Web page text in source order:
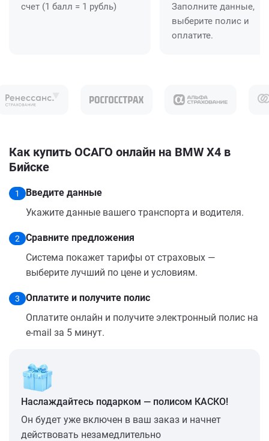
счет (1 балл = 1 рубль)
Заполните данные,
выберите полис и
оплатите.
Как купить ОСАГО онлайн на BMW X4 в
Бийске
1
Введите данные
Укажите данные вашего транспорта и водителя.
2
Сравните предложения
Система покажет тарифы от страховых —
выберите лучший по цене и условиям.
3
Оплатите и получите полис
Оплатите онлайн и получите электронный полис на
e-mail за 5 минут.
Наслаждайтесь подарком — полисом КАСКО!
Он будет уже включен в ваш заказ и начнет
действовать незамедлительно